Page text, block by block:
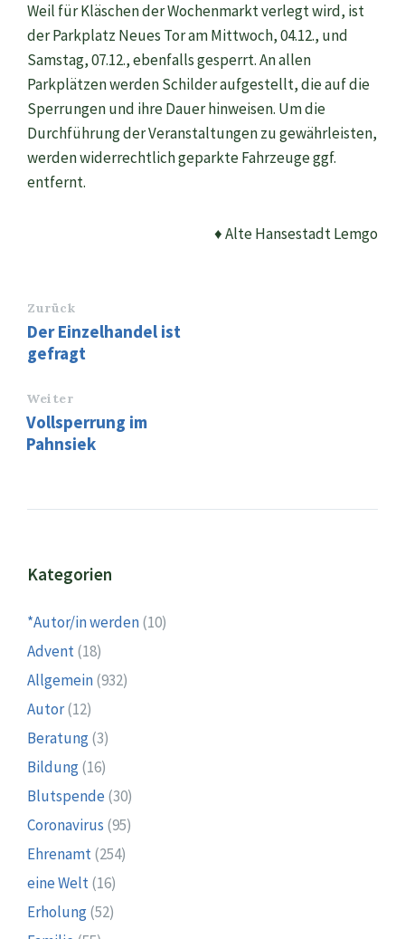
Weil für Kläschen der Wochenmarkt verlegt wird, ist
der Parkplatz Neues Tor am Mittwoch, 04.12., und
Samstag, 07.12., ebenfalls gesperrt. An allen
Parkplätzen werden Schilder aufgestellt, die auf die
Sperrungen und ihre Dauer hinweisen. Um die
Durchführung der Veranstaltungen zu gewährleisten,
werden widerrechtlich geparkte Fahrzeuge ggf.
entfernt.
♦ Alte Hansestadt Lemgo
Zurück
Der Einzelhandel ist
gefragt
Weiter
Vollsperrung im
Pahnsiek
Kategorien
*Autor/in werden(10)
Advent(18)
Allgemein(932)
Autor(12)
Beratung(3)
Bildung(16)
Blutspende (30)
Coronavirus (95)
Ehrenamt(254)
eine Welt(16)
Erholung(52)